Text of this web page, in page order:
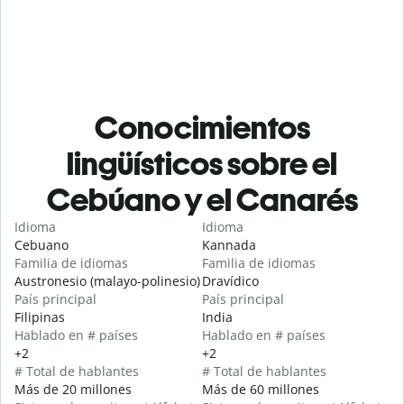
Conocimientos
lingüísticos sobre el
Cebúano y el Canarés
Idioma
Cebuano
Familia de idiomas
Austronesio (malayo-polinesio)
País principal
Filipinas
Hablado en # países
+2
# Total de hablantes
Más de 20 millones
Idioma
Kannada
Familia de idiomas
Dravídico
País principal
India
Hablado en # países
+2
# Total de hablantes
Más de 60 millones